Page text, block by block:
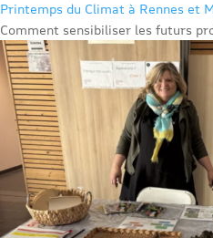
Printemps du Climat à Rennes et
Comment sensibiliser les futurs